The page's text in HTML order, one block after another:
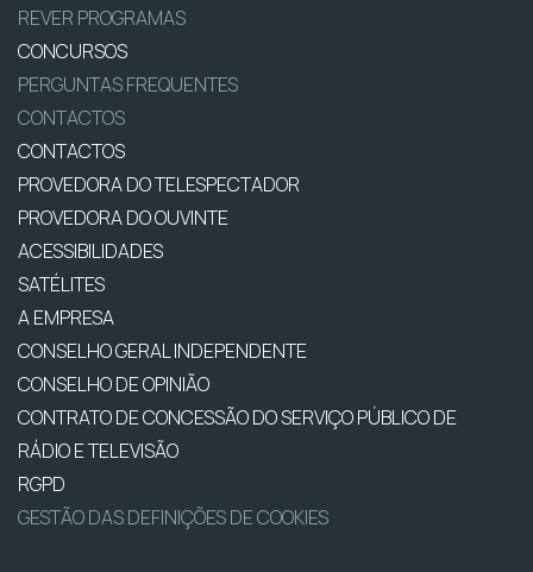
REVER PROGRAMAS
CONCURSOS
PERGUNTAS FREQUENTES
CONTACTOS
CONTACTOS
PROVEDORA DO TELESPECTADOR
PROVEDORA DO OUVINTE
ACESSIBILIDADES
SATÉLITES
A EMPRESA
CONSELHO GERAL INDEPENDENTE
CONSELHO DE OPINIÃO
CONTRATO DE CONCESSÃO DO SERVIÇO PÚBLICO DE
RÁDIO E TELEVISÃO
RGPD
GESTÃO DAS DEFINIÇÕES DE COOKIES